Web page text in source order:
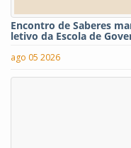
Encontro de Saberes
letivo da Escola de
ago 05 2026